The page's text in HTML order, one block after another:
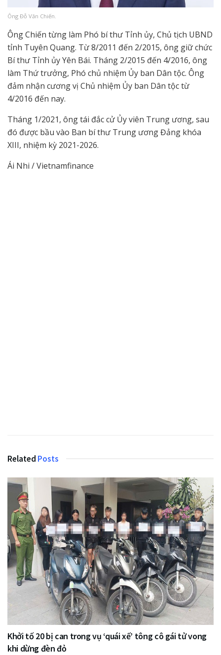
Ông Đỗ Văn Chiến.
Ông Chiến từng làm Phó bí thư Tỉnh ủy, Chủ tịch UBND
tỉnh Tuyên Quang. Từ 8/2011 đến 2/2015, ông giữ chức
Bí thư Tỉnh ủy Yên Bái. Tháng 2/2015 đến 4/2016, ông
làm Thứ trưởng, Phó chủ nhiệm Ủy ban Dân tộc. Ông
đảm nhận cương vị Chủ nhiệm Ủy ban Dân tộc từ
4/2016 đến nay.
Tháng 1/2021, ông tái đắc cử Ủy viên Trung ương, sau
đó được bầu vào Ban bí thư Trung ương Đảng khóa
XIII, nhiệm kỳ 2021-2026.
Ái Nhi / Vietnamfinance
Related Posts
Khởi tố 20 bị can trong vụ ‘quái xế’ tông cô gái tử vong
khi dừng đèn đỏ